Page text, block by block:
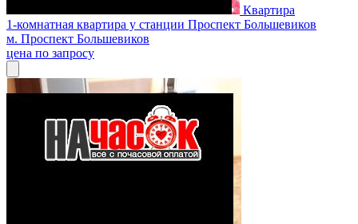
Квартира
1-комнатная квартира у станции Проспект Большевиков
м. Проспект Большевиков
цена по запросу